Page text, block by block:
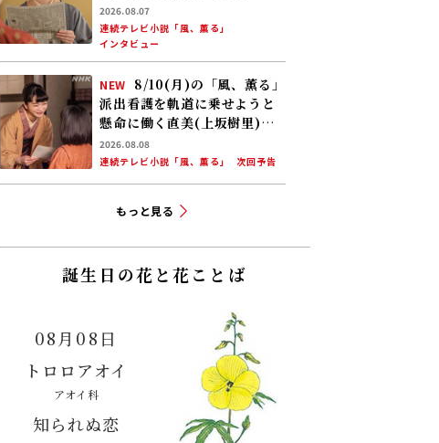
す……」
2026.08.07
連続テレビ小説「風、薫る」
インタビュー
NEW
8/10(月)の「風、薫る」
派出看護を軌道に乗せようと
懸命に働く直美(上坂樹里)。
そんな中、りん(見上愛)が新
潟から帰ってくる
2026.08.08
連続テレビ小説「風、薫る」
次回予告
もっと見る
誕生日の花と花ことば
08月08日
トロロアオイ
アオイ科
知られぬ恋